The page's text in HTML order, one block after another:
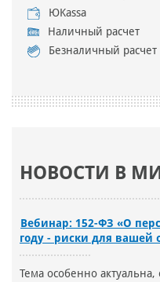
ЮKassa
Наличный расчет
Безналичный расчет
НОВОСТИ В
Вебинар: 152-ФЗ «О
году - риски для вашей
Тема особенно